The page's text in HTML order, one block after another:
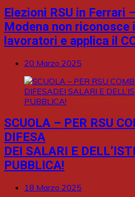
Elezioni RSU in Ferrari
Modena non riconosce
lavoratori e applica il
20 Marzo 2025
SCUOLA – PER RSU
DIFESA
DEI SALARI E
PUBBLICA!
18 Marzo 2025